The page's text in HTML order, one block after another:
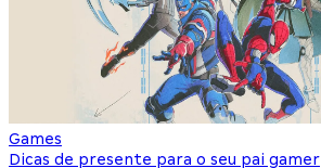
Games
Dicas de presente para o seu pai gamer